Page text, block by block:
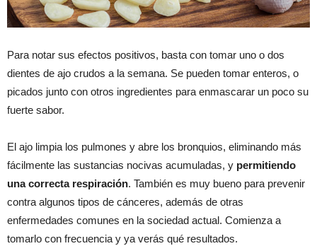
Para notar sus efectos positivos, basta con tomar uno o dos
dientes de ajo crudos a la semana. Se pueden tomar enteros, o
picados junto con otros ingredientes para enmascarar un poco su
fuerte sabor.
El ajo limpia los pulmones y abre los bronquios, eliminando más
fácilmente las sustancias nocivas acumuladas, y permitiendo
una correcta respiración. También es muy bueno para prevenir
contra algunos tipos de cánceres, además de otras
enfermedades comunes en la sociedad actual. Comienza a
tomarlo con frecuencia y ya verás qué resultados.